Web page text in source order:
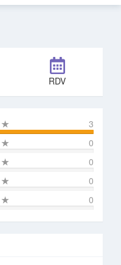
RDV
★
3
★
0
★
0
★
0
★ 0